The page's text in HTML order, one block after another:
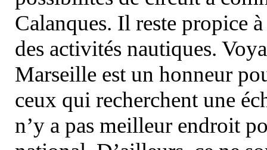
Calanques. Il reste propice
des activités nautiques.
Marseille est un honneur
ceux qui recherchent une
n’y a pas meilleur endroit